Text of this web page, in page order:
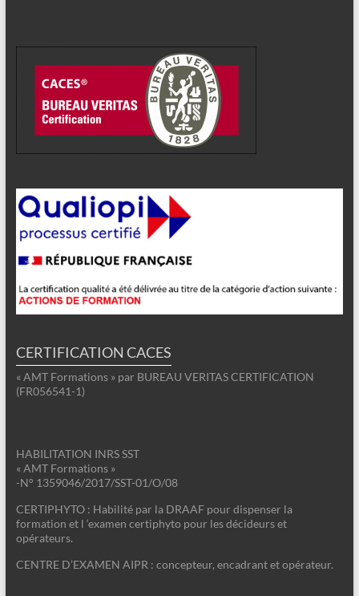
CERTIFICATION CACES
« AMT Formations » par BUREAU VERITAS CERTIFICATION
(FR056541-1)
HABILITATION INRS SST
« AMT Formations »
-N° 1359046/2017/SST-01/O/08
CERTIPHYTO : Habilité par la DRAAF pour dispenser la
formation et l ‘examen certiphyto pour les décideurs et
opérateurs.
CENTRE D’EXAMEN AIPR : concepteur, encadrant et opérateur.